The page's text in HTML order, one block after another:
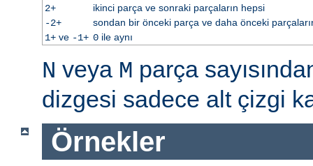
2+
ikinci parça ve sonraki parçaların hepsi
-2+
sondan bir önceki parça ve daha önceki
1+ve -1+ 0ile aynı
N veya M parça
dizgesi sadece alt çizgi
Örnekler